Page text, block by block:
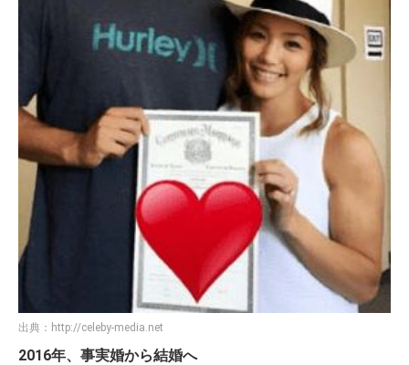
出典： http://celeby-media.net
2016年、事実婚から結婚へ